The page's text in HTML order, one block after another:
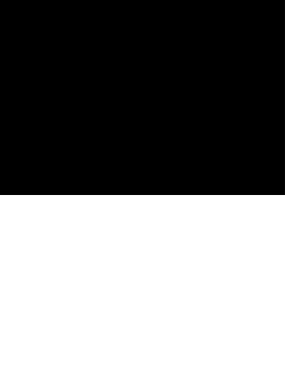
Home FAQ Live Chart